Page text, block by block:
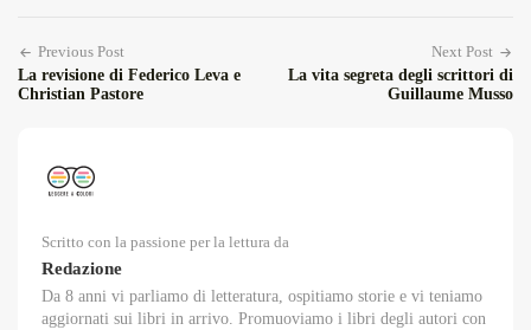
Previous Post
La revisione di Federico Leva e
Christian Pastore
Next Post
La vita segreta degli scrittori di
Guillaume Musso
Scritto con la passione per la lettura da
Redazione
Da 8 anni vi parliamo di letteratura, ospitiamo storie e vi teniamo
aggiornati sui libri in arrivo. Promuoviamo i libri degli autori con